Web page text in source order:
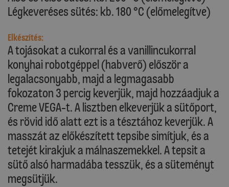
Légkeveréses sütés: kb. 180 °C (előmelegítve)
Elkészítés:
A tojásokat a cukorral és a vanillincukorral
konyhai robotgéppel (habverő) először a
legalacsonyabb, majd a legmagasabb
fokozaton 3 percig keverjük, majd hozzáadjuk a
Creme VEGA-t. A lisztben elkeverjük a sütőport,
és rövid idő alatt ezt is a tésztához keverjük. A
masszát az előkészített tepsibe simítjuk, és a
tetejét kirakjuk a málnaszemekkel. A tepsit a
sütő alsó harmadába tesszük, és a süteményt
megsütjük.